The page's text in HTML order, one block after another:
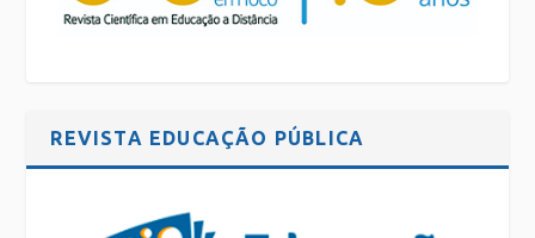
REVISTA EDUCAÇÃO PÚBLICA